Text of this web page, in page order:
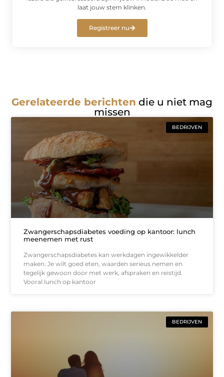
laat jouw stem klinken.
Registreer nu
Gerelateerde berichten die u niet mag
missen
BEDRIJVEN
Zwangerschapsdiabetes voeding op kantoor: lunch
meenemen met rust
Zwangerschapsdiabetes kan werkdagen ingewikkelder
maken. Je wilt goed eten, waarden serieus nemen en
tegelijk gewoon door met werk, afspraken en reistijd.
Vooral lunch op kantoor
BEDRIJVEN